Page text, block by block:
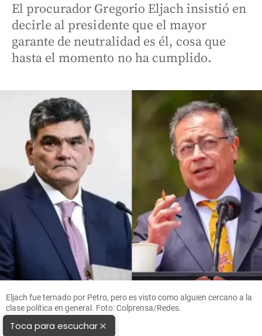
El procurador Gregorio Eljach insistió en
decirle al presidente que el mayor
garante de neutralidad es él, cosa que
hasta el momento no ha cumplido.
Eljach fue ternado por Petro, pero es visto como alguien cercano a la
clase política en general. Foto: Colprensa/Redes.
Toca para escuchar×